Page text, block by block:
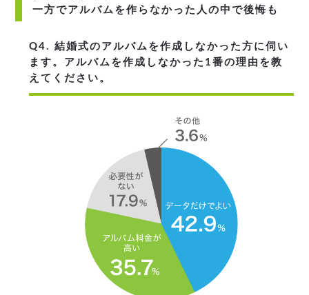
一方でアルバムを作らなかった人の中で後悔も
Q4. 結婚式のアルバムを作成しなかった方に伺い
ます。アルバムを作成しなかった1番の理由を教
えてください。